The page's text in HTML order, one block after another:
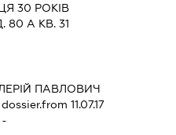
30 РОКІВ
80 А КВ. 31
ПАВЛОВИЧ
11.07.17
-